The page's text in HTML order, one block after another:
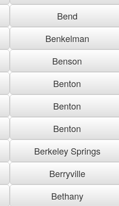
Bend
Benkelman
Benson
Benton
Benton
Benton
Berkeley Springs
Berryville
Bethany